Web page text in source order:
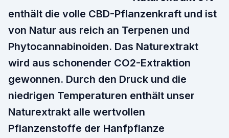
enthält die volle CBD-Pflanzenkraft und ist
von Natur aus reich an Terpenen und
Phytocannabinoiden. Das Naturextrakt
wird aus schonender CO2-Extraktion
gewonnen. Durch den Druck und die
niedrigen Temperaturen enthält unser
Naturextrakt alle wertvollen
Pflanzenstoffe der Hanfpflanze